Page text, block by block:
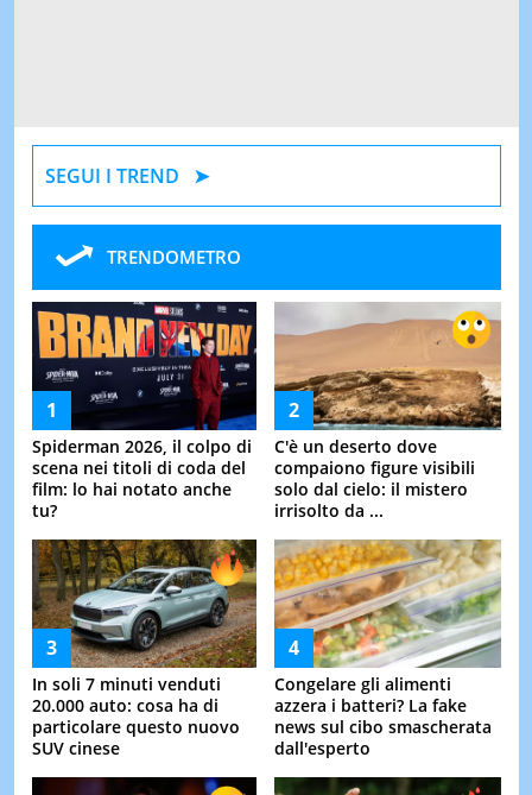
SEGUI I TREND
TRENDOMETRO
Spiderman 2026, il colpo di
scena nei titoli di coda del
film: lo hai notato anche
tu?
C'è un deserto dove
compaiono figure visibili
solo dal cielo: il mistero
irrisolto da ...
In soli 7 minuti venduti
20.000 auto: cosa ha di
particolare questo nuovo
SUV cinese
Congelare gli alimenti
azzera i batteri? La fake
news sul cibo smascherata
dall'esperto